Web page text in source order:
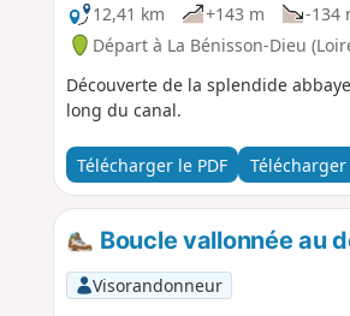
12,41 km
+143 m -134
Départ à La Bénisson-Dieu
Découverte de la splendide
long du canal.
Télécharger le PDF Télécharger
Boucle vallonnée au
Visorandonneur